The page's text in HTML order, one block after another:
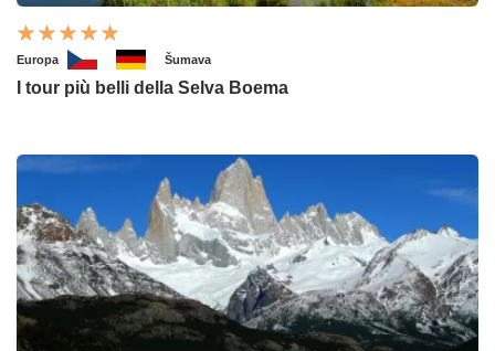
Europa Šumava
I tour più belli della Selva Boema